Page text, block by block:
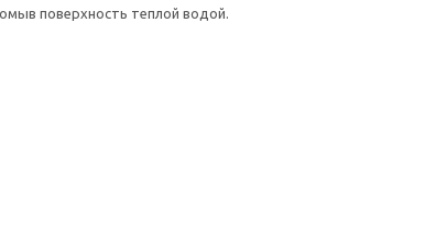
поверхность теплой водой.